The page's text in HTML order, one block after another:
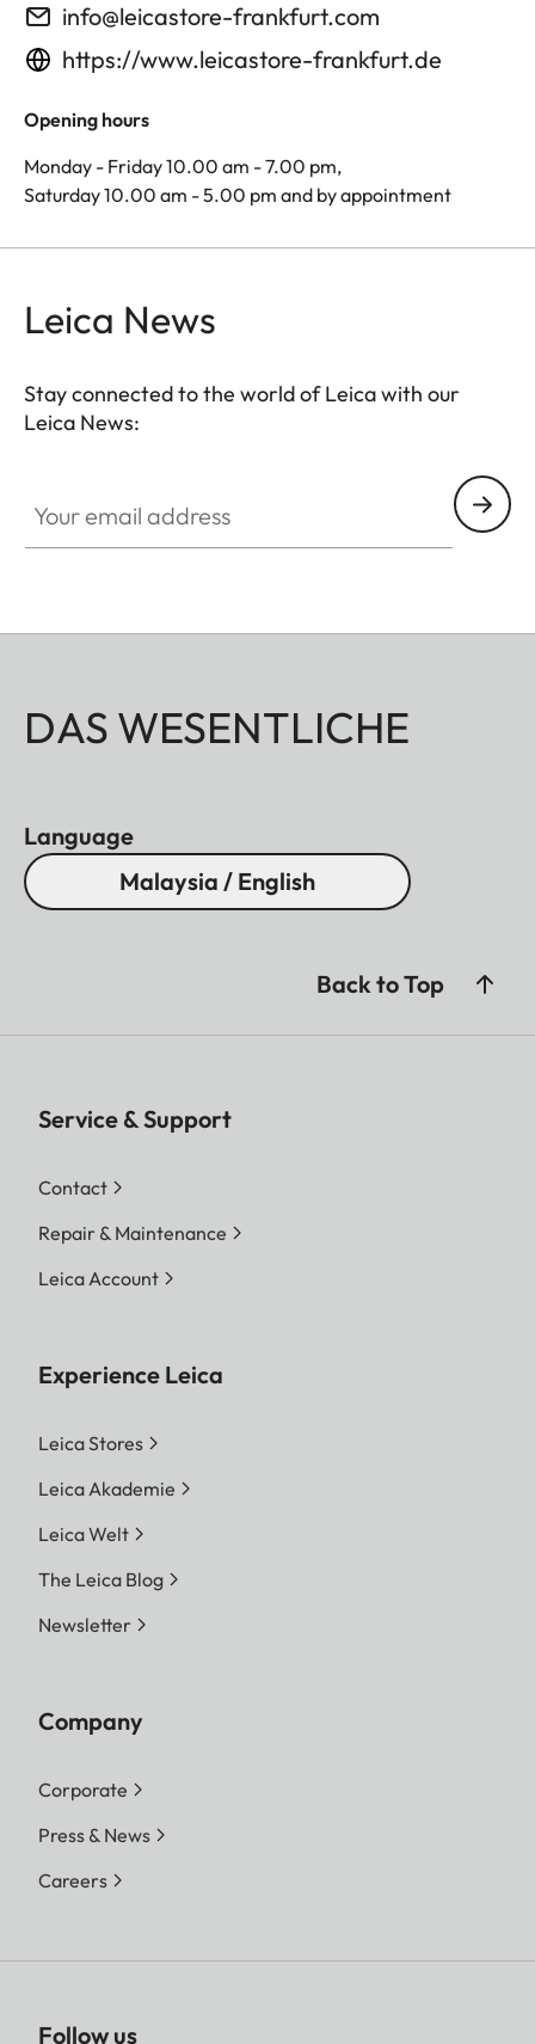
info@leicastore-frankfurt.com
https://www.leicastore-frankfurt.de
Opening hours
Monday - Friday 10.00 am - 7.00 pm,
Saturday 10.00 am - 5.00 pm and by appointment
Leica News
Stay connected to the world of Leica with our
Leica News:
DAS WESENTLICHE
Language
Malaysia / English
Back to Top
Service & Support
Contact
Repair & Maintenance
Leica Account
Experience Leica
Leica Stores
Leica Akademie
Leica Welt
The Leica Blog
Newsletter
Company
Corporate
Press & News
Careers
Follow us